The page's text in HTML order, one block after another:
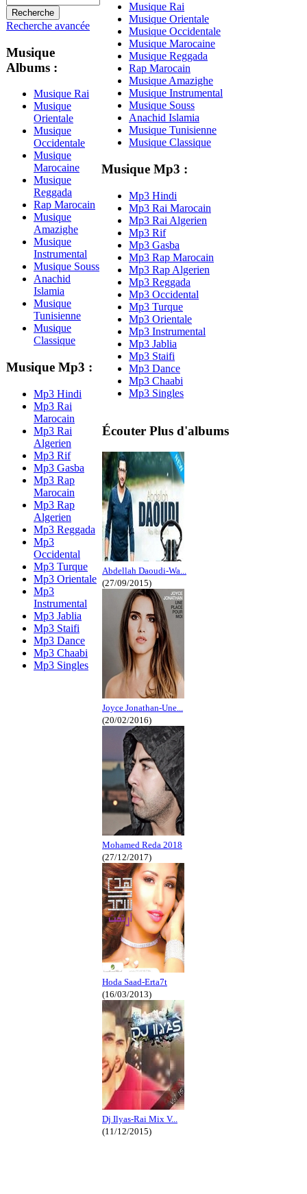
Recherche avancée
Musique
Albums :
Musique Rai
Musique
Orientale
Musique
Occidentale
Musique
Marocaine
Musique
Reggada
Rap Marocain
Musique
Amazighe
Musique
Instrumental
Musique Souss
Anachid
Islamia
Musique
Tunisienne
Musique
Classique
Musique Mp3 :
Mp3 Hindi
Mp3 Rai
Marocain
Mp3 Rai
Algerien
Mp3 Rif
Mp3 Gasba
Mp3 Rap
Marocain
Mp3 Rap
Algerien
Mp3 Reggada
Mp3
Occidental
Mp3 Turque
Mp3 Orientale
Mp3
Instrumental
Mp3 Jablia
Mp3 Staifi
Mp3 Dance
Mp3 Chaabi
Mp3 Singles
Musique Rai
Musique Orientale
Musique Occidentale
Musique Marocaine
Musique Reggada
Rap Marocain
Musique Amazighe
Musique Instrumental
Musique Souss
Anachid Islamia
Musique Tunisienne
Musique Classique
Musique Mp3 :
Mp3 Hindi
Mp3 Rai Marocain
Mp3 Rai Algerien
Mp3 Rif
Mp3 Gasba
Mp3 Rap Marocain
Mp3 Rap Algerien
Mp3 Reggada
Mp3 Occidental
Mp3 Turque
Mp3 Orientale
Mp3 Instrumental
Mp3 Jablia
Mp3 Staifi
Mp3 Dance
Mp3 Chaabi
Mp3 Singles
Écouter Plus d'albums
Abdellah Daoudi-Wa...
(27/09/2015)
Joyce Jonathan-Une...
(20/02/2016)
Mohamed Reda 2018
(27/12/2017)
Hoda Saad-Erta7t
(16/03/2013)
Dj Ilyas-Rai Mix V...
(11/12/2015)